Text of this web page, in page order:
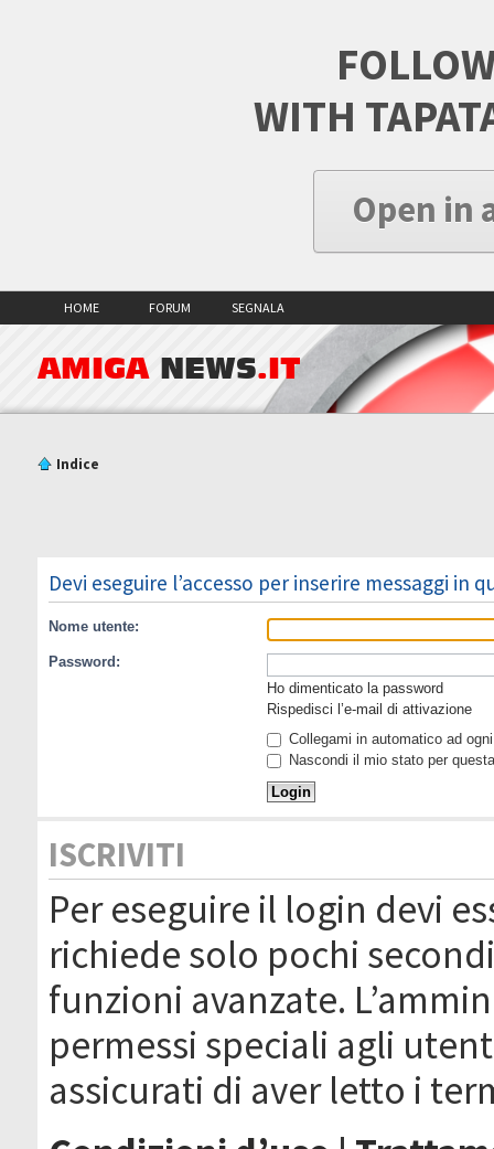
WITH
Open in
HOME FORUM SEGNALA
AMIGA NEWS.IT
Indice
Devi eseguire l’accesso per inserire messaggi in
Nome utente:
Password:
Ho dimenticato la password
Rispedisci l’e-mail di attivazione
Collegami in automatico ad
Nascondi il mio stato per
ISCRIVITI
Per eseguire il login devi
richiede solo pochi
funzioni avanzate.
permessi speciali agli
assicurati di aver letto i